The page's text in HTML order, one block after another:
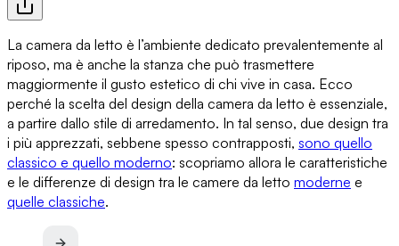
La camera da letto è l’ambiente dedicato prevalentemente al
riposo, ma è anche la stanza che può trasmettere
maggiormente il gusto estetico di chi vive in casa. Ecco
perché la scelta del design della camera da letto è essenziale,
a partire dallo stile di arredamento. In tal senso, due design tra
i più apprezzati, sebbene spesso contrapposti, sono quello
classico e quello moderno: scopriamo allora le caratteristiche
e le differenze di design tra le camere da letto moderne e
quelle classiche.